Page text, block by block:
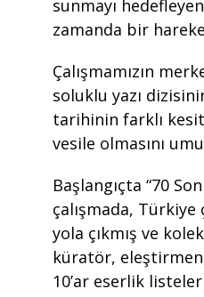
sunmayı
zamanda bir
Çalışmamızın
soluklu yazı
tarihinin farklı
vesile olmasını
Başlangıçta “70
çalışmada,
yola çıkmış ve
küratör,
10’ar eserlik